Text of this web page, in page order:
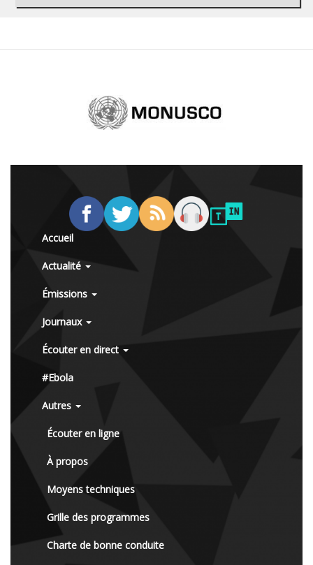
Accueil
Actualité
Émissions
Journaux
Écouter en direct
#Ebola
Autres
Écouter en ligne
À propos
Moyens techniques
Grille des programmes
Charte de bonne conduite